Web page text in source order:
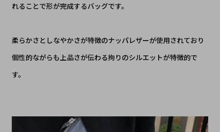
れることで形が完成するバッグです。
柔らかさとしなやかさが特徴のナッパレザーが使用されており
個性的ながらも上品さが伝わる拘りのシルエットが特徴的で
す。